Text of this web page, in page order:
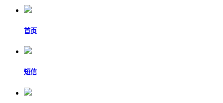
首页
短信